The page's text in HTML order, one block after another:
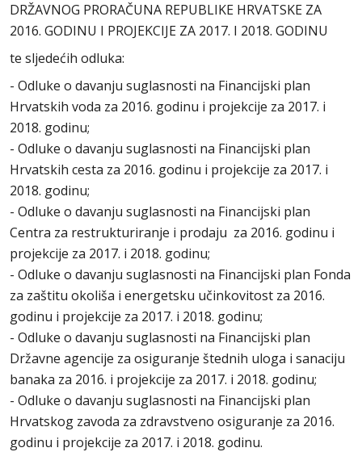
DRŽAVNOG PRORAČUNA REPUBLIKE HRVATSKE ZA
2016. GODINU I PROJEKCIJE ZA 2017. I 2018. GODINU
te sljedećih odluka:
- Odluke o davanju suglasnosti na Financijski plan
Hrvatskih voda za 2016. godinu i projekcije za 2017. i
2018. godinu;
- Odluke o davanju suglasnosti na Financijski plan
Hrvatskih cesta za 2016. godinu i projekcije za 2017. i
2018. godinu;
- Odluke o davanju suglasnosti na Financijski plan
Centra za restrukturiranje i prodaju za 2016. godinu i
projekcije za 2017. i 2018. godinu;
- Odluke o davanju suglasnosti na Financijski plan Fonda
za zaštitu okoliša i energetsku učinkovitost za 2016.
godinu i projekcije za 2017. i 2018. godinu;
- Odluke o davanju suglasnosti na Financijski plan
Državne agencije za osiguranje štednih uloga i sanaciju
banaka za 2016. i projekcije za 2017. i 2018. godinu;
- Odluke o davanju suglasnosti na Financijski plan
Hrvatskog zavoda za zdravstveno osiguranje za 2016.
godinu i projekcije za 2017. i 2018. godinu.